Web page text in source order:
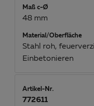
Maß c-Ø
48 mm
Material/Oberfläche
Stahl roh,
Einbetonieren
Artikel-Nr.
772611